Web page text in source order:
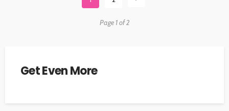
Page 1 of 2
Get Even More